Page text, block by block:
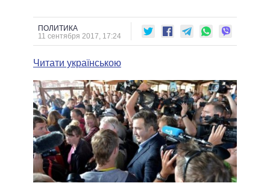
ГЛАВЫ ОБЛАДМИНИСТРАЦИЙ
МЭРЫ
ВСЕ ПЕРСОНЫ
СРАВНЕНИЕ ПОЛИТИКОВ
ПОЛИТИКА
11 сентября 2017, 17:24
Читати українською